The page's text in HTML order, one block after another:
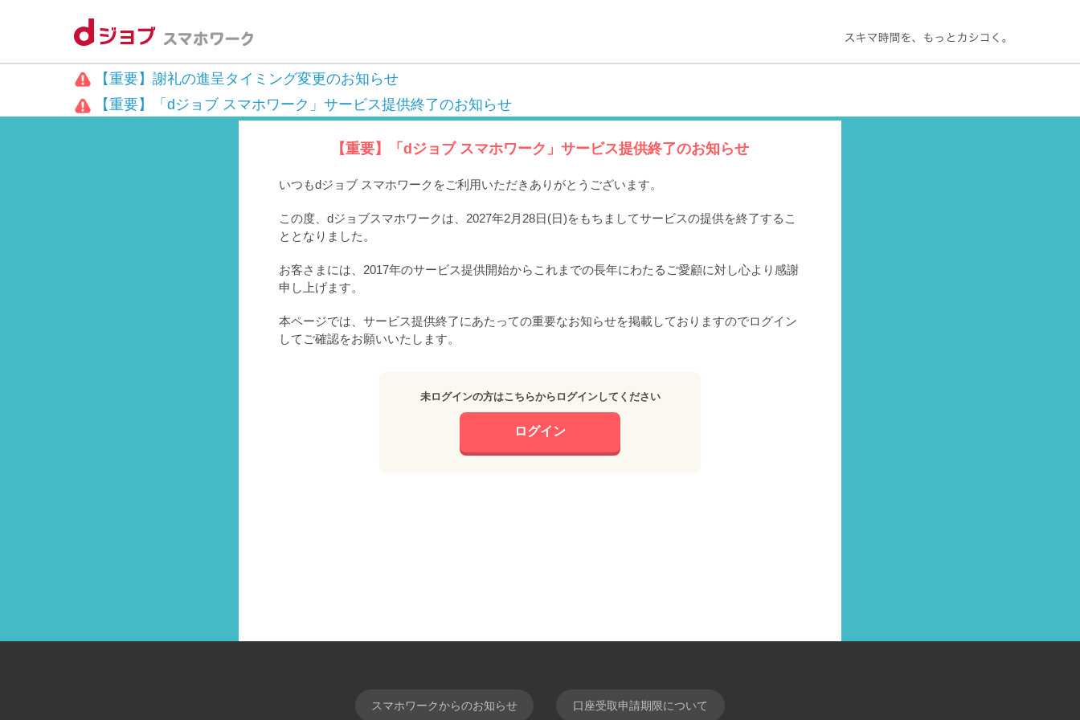
【重要】謝礼の進呈タイミング変更のお知らせ
【重要】「dジョブ スマホワーク」サービス提供終了のお知らせ
【重要】「dジョブ スマホワーク」サービス提供終了のお知らせ
いつもdジョブ スマホワークをご利用いただきありがとうございます。
この度、dジョブスマホワークは、2027年2月28日(日)をもちましてサービスの提供を終了するこ
ととなりました。
お客さまには、2017年のサービス提供開始からこれまでの長年にわたるご愛顧に対し心より感謝
申し上げます。
本ページでは、サービス提供終了にあたっての重要なお知らせを掲載しておりますのでログイン
してご確認をお願いいたします。
未ログインの方はこちらからログインしてください
ログイン
スマホワークからのお知らせ 口座受取申請期限について